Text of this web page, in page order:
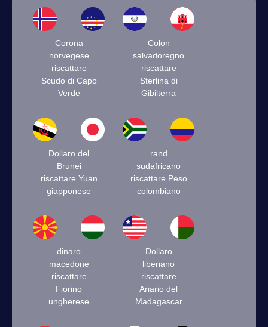
Corona
norvegese
riscattare
Scudo di Capo
Verde
Colon
salvadoregno
riscattare
Sterlina di
Gibilterra
Dollaro del
Brunei
riscattare Yuan
giapponese
rand
sudafricano
riscattare Peso
colombiano
dinaro
macedone
riscattare
Fiorino
ungherese
Dollaro
liberiano
riscattare
Ariario del
Madagascar